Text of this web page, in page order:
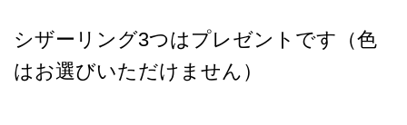
シザーリング3つはプレゼントです（色
はお選びいただけません）